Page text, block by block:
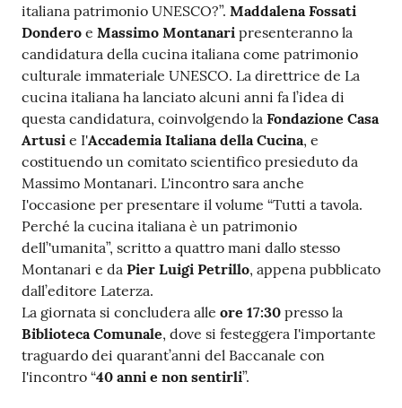
italiana patrimonio UNESCO?”. Maddalena Fossati
Dondero e Massimo Montanari presenteranno la
candidatura della cucina italiana come patrimonio
culturale immateriale UNESCO. La direttrice de La
cucina italiana ha lanciato alcuni anni fa l’idea di
questa candidatura, coinvolgendo la Fondazione Casa
Artusi e I'Accademia Italiana della Cucina, e
costituendo un comitato scientifico presieduto da
Massimo Montanari. L'incontro sara anche
I'occasione per presentare il volume “Tutti a tavola.
Perché la cucina italiana è un patrimonio
dell’'umanita”, scritto a quattro mani dallo stesso
Montanari e da Pier Luigi Petrillo, appena pubblicato
dall’editore Laterza.
La giornata si concludera alle ore 17:30 presso la
Biblioteca Comunale, dove si festeggera I'importante
traguardo dei quarant’anni del Baccanale con
I'incontro “40 anni e non sentirli”.